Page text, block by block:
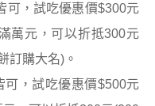
可，試吃優惠價$300元
萬元，可以折抵300元
訂購大名)。
，試吃優惠價$500元